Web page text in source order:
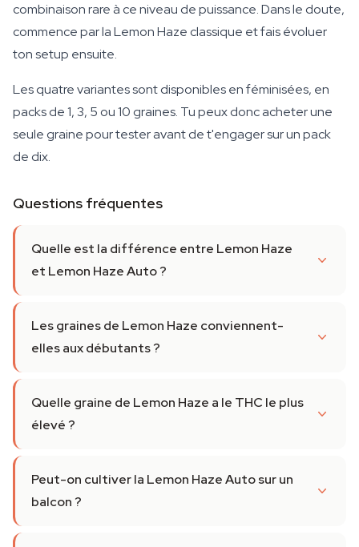
combinaison rare à ce niveau de puissance. Dans le doute,
commence par la Lemon Haze classique et fais évoluer
ton setup ensuite.
Les quatre variantes sont disponibles en féminisées, en
packs de 1, 3, 5 ou 10 graines. Tu peux donc acheter une
seule graine pour tester avant de t'engager sur un pack
de dix.
Questions fréquentes
Quelle est la différence entre Lemon Haze
et Lemon Haze Auto ?
Les graines de Lemon Haze conviennent-
elles aux débutants ?
Quelle graine de Lemon Haze a le THC le plus
élevé ?
Peut-on cultiver la Lemon Haze Auto sur un
balcon ?